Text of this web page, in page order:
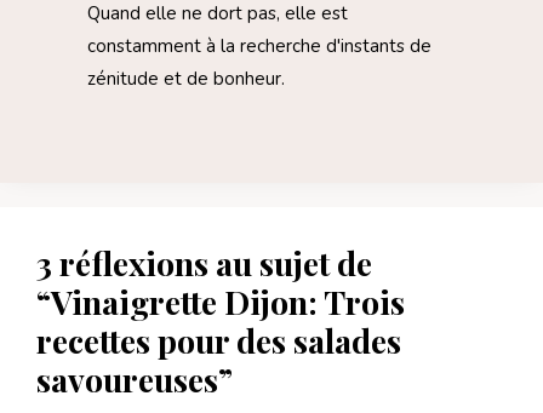
Quand elle ne dort pas, elle est
constamment à la recherche d'instants de
zénitude et de bonheur.
3 réflexions au sujet de
“Vinaigrette Dijon: Trois
recettes pour des salades
savoureuses”